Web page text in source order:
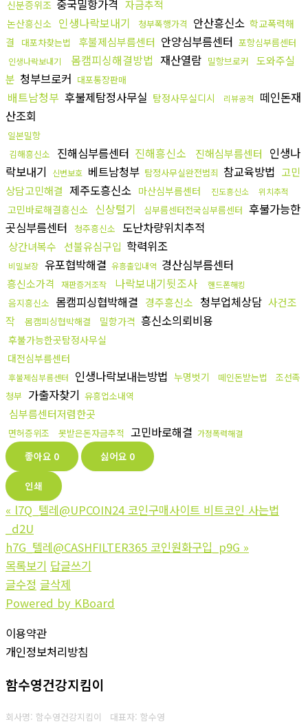
신분증위조 중국밀항가격 자금추적
논산흥신소 인생나락보내기 청부폭행가격 안산흥신소 학교폭력해
결
대포차찾는법 후불제심부름센터 안양심부름센터 포항심부름센터
인생나락보내기 몸캠피싱해결방법 재산열람 밀항브로커
도와주실
분 청부브로커 대포통장판매
배트남청부 후불제탐정사무실 탐정사무실디시 리뷰공격
떼인돈재
산조회
일본밀항
김해흥신소
진해심부름센터 진해흥신소 진해심부름센터
인생나
락보내기
신변보호 베트남청부 탐정사무실완전범죄 참교육방법 고민
상담고민해결 제주도흥신소 마산심부름센터 진도흥신소 위치추적
고민바로해결흥신소 신상털기 심부름센터전국심부름센터 후불가능한
곳심부름센터
청주흥신소 도난차량위치추적
상간녀복수 선불유심구입 학력위조
비밀보장 유포협박해결 유흥출입내역 경산심부름센터
흥신소가격 재판증거조작 나락보내기뒷조사 핸드폰해킹
음지흥신소 몸캠피싱협박해결 경주흥신소 청부업체상담 사건조
작
몸캠피싱협박해결 밀항가격 흥신소의뢰비용
후불가능한곳탐정사무실
대전심부름센터
후불제심부름센터 인생나락보내는방법 누명벗기 떼인돈받는법
조선족
청부 가출자찾기 유흥업소내역
심부름센터저렴한곳
면허증위조 못받은돈자금추적 고민바로해결 가정폭력해결
좋아요 0 싫어요 0
인쇄
« l7Q_텔레@UPCOIN24 코인구매사이트 비트코인 사는법
_d2U
h7G_텔레@CASHFILTER365 코인원화구입_p9G »
목록보기 답글쓰기
글수정 글삭제
Powered by KBoard
이용약관
개인정보처리방침
함수영건강지킴이
회사명: 함수영건강지킴이 대표자: 함수영